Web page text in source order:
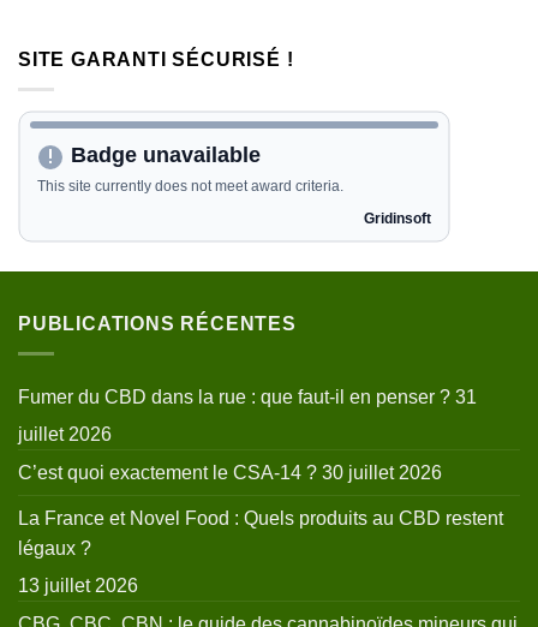
SITE GARANTI SÉCURISÉ !
PUBLICATIONS RÉCENTES
Fumer du CBD dans la rue : que faut-il en penser ? 31
juillet 2026
C’est quoi exactement le CSA-14 ? 30 juillet 2026
La France et Novel Food : Quels produits au CBD restent
légaux ?
13 juillet 2026